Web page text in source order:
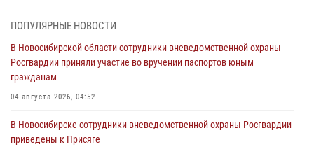
При силовой поддержке бойцов ОМОН и СОБР Росгвардии
пресечена деятельность группы лиц, причастных к мошенничеству
в сфере страхования
В Новосибирске сотрудниками вневедомственной охраны
ПОПУЛЯРНЫЕ НОВОСТИ
В Новосибирской области сотрудники вневедомственной охраны
Росгвардии приняли участие во вручении паспортов юным
гражданам
04 августа 2026, 04:52
В Новосибирске сотрудники вневедомственной охраны Росгвардии
приведены к Присяге